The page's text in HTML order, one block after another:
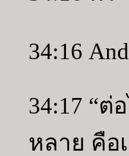
34:16
34:17 “
หลาย คือ